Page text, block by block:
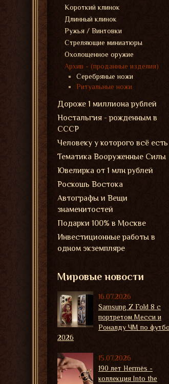
Короткий клинок
Длинный клинок
Ружья / Винтовки
Стреляющие миниатюры
Охолощенное оружие
Архив - (проданные изделия)
Серебряные ножи
Ритуальные ножи
Дороже 1 миллиона рублей
Ностальгия - рожденным в
СССР
Человеку у которого всё есть
Тематика Вооруженные Силы
Ювелирка от 1 млн рублей
Роскошь Востока
Автографы и Вещи
знаменитостей
Подарки 100% в Москве
Инвестиционные работы в
одном экземпляре
Мировые новости
16.07.2026
Samsung Z Fold 8 с
портретом Месси и
Роналду ЧМ по
2026
15.07.2026
190 лет Hermès -
коллекция Into the